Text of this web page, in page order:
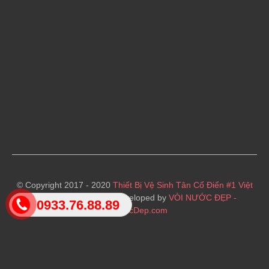
0933.76.88.89
© Copyright 2017 - 2020 Thiết Bị Vệ Sinh Tân Cổ Điển #1 Việt
Nam
· Designed and Developed by VÒI NƯỚC ĐẸP -
VoiNuocDep.com